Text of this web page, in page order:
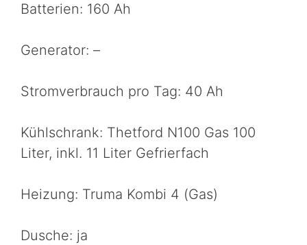
Batterien: 160 Ah
Generator: –
Stromverbrauch pro Tag: 40 Ah
Kühlschrank: Thetford N100 Gas 100
Liter, inkl. 11 Liter Gefrierfach
Heizung: Truma Kombi 4 (Gas)
Dusche: ja